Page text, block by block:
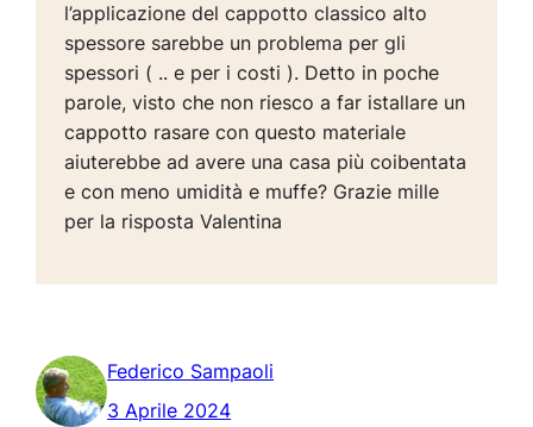
l’applicazione del cappotto classico alto
spessore sarebbe un problema per gli
spessori ( .. e per i costi ). Detto in poche
parole, visto che non riesco a far istallare un
cappotto rasare con questo materiale
aiuterebbe ad avere una casa più coibentata
e con meno umidità e muffe? Grazie mille
per la risposta Valentina
Federico Sampaoli
3 Aprile 2024